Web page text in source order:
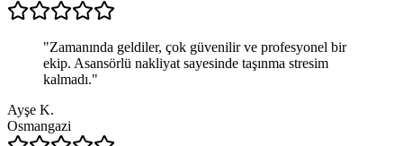
"Zamanında geldiler, çok güvenilir ve profesyonel bir
ekip. Asansörlü nakliyat sayesinde taşınma stresim
kalmadı."
Ayşe K.
Osmangazi